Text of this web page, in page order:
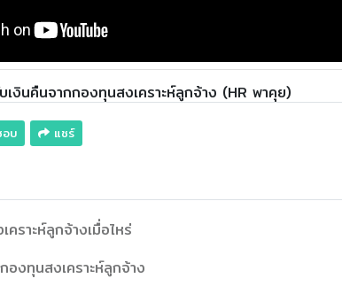
เงินคืนจากกองทุนสงเคราะห์ลูกจ้าง (HR พาคุย)
บ แชร์
ราะห์ลูกจ้างเมื่อไหร่
องทุนสงเคราะห์ลูกจ้าง